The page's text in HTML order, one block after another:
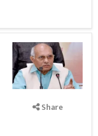
Share